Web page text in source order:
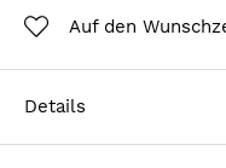
Auf den
Details